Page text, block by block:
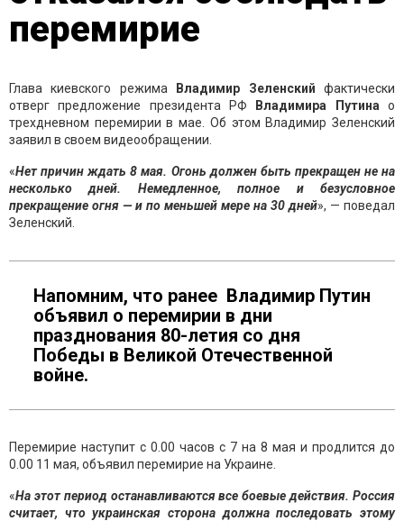
перемирие
Глава киевского режима Владимир Зеленский фактически
отверг предложение президента РФ
Владимира Путина о
трехдневном перемирии в мае. Об этом Владимир Зеленский
заявил в своем видеообращении.
«Нет причин ждать 8 мая. Огонь должен быть прекращен не на
несколько дней. Немедленное, полное и безусловное
прекращение огня — и по меньшей мере на 30 дней», — поведал
Зеленский.
Напомним, что ранее Владимир Путин
объявил о перемирии в дни
празднования 80-летия со дня
Победы в Великой Отечественной
войне.
Перемирие наступит с 0.00 часов с 7 на 8 мая и продлится до
0.00 11 мая, объявил перемирие на Украине.
«На этот период останавливаются все боевые действия. Россия
считает, что украинская сторона должна последовать этому